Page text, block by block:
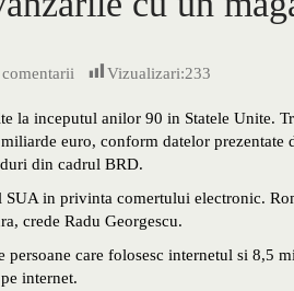
Vizualizari:233
la inceputul anilor 90 in Statele Unite.
euro, conform datelor
din cadrul BRD.
in privinta comertului electronic.
crede Radu Georgescu.
care folosesc internetul si 8,5
internet.